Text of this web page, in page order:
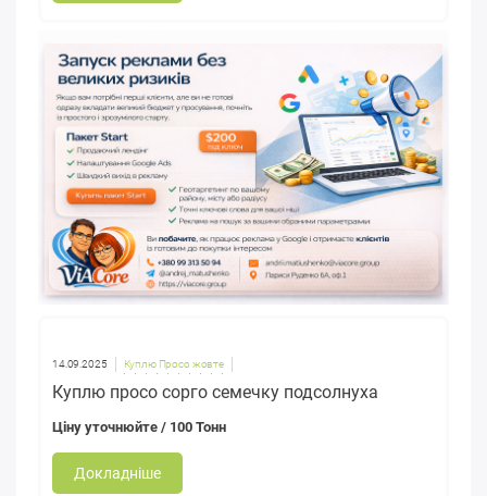
14.09.2025 Куплю Просо жовте
Куплю просо сорго семечку подсолнуха
Ціну уточнюйте / 100 Тонн
Докладніше